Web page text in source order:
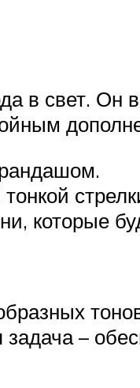
в свет. Он
которые
–